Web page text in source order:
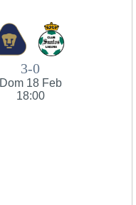
3-0
Dom 18 Feb
18:00